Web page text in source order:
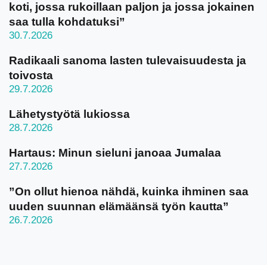
koti, jossa rukoillaan paljon ja jossa jokainen
saa tulla kohdatuksi”
30.7.2026
Radikaali sanoma lasten tulevaisuudesta ja
toivosta
29.7.2026
Lähetystyötä lukiossa
28.7.2026
Hartaus: Minun sieluni janoaa Jumalaa
27.7.2026
”On ollut hienoa nähdä, kuinka ihminen saa
uuden suunnan elämäänsä työn kautta”
26.7.2026